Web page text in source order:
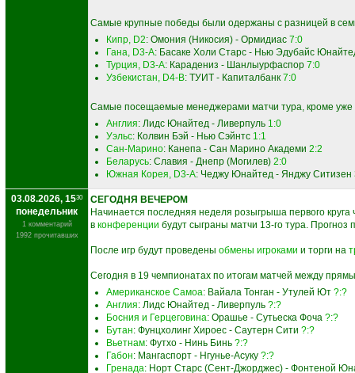
Самые крупные победы были одержаны с разницей в
Кипр, D2: Омония (Никосия) - Ормидиас 7:0
Гана, D3-A: Басаке Холи Старс - Нью Эдубайс
Турция, D3-A: Карадениз - Шанлыурфаспор 7:0
Узбекистан, D4-B: ТУИТ - Капиталбанк 7:0
Самые посещаемые менеджерами матчи тура, кроме уже
Англия: Лидс Юнайтед - Ливерпуль 1:0
Уэльс: Колвин Бэй - Нью Сэйнтс 1:1
Сан-Марино: Канепа - Сан Марино Академи 2:2
Беларусь: Славия - Днепр (Могилев) 2:0
Южная Корея, D3-A: Чеджу Юнайтед - Янджу Ситизен
03.08.2026, 1530
понедельник
1 комментарий
1992 прочитавших
СЕГОДНЯ ВЕЧЕРОМ
Начинается последняя неделя розыгрыша первого
в конференции будут сыграны матчи 13-го тура. Прогноз
После игр будут проведены обмены игроками и торги на
Сегодня в 19 чемпионатах по итогам матчей между
Американское Самоа: Вайала Тонган - Утулей Ют ?:?
Англия: Лидс Юнайтед - Ливерпуль ?:?
Босния и Герцеговина: Орашье - Сутьеска Фоча ?:?
Бутан: Фунцхолинг Хироес - Саутерн Сити ?:?
Вьетнам: Футхо - Нинь Бинь ?:?
Габон: Мангаспорт - Нгунье-Асуку ?:?
Гренада: Норт Старс (Сент-Джорджес) - Фонтеной